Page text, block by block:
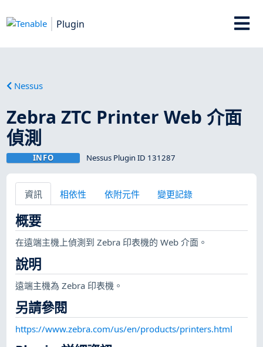
Plugin
Nessus
Zebra ZTC Printer Web 介面
偵測
INFO Nessus Plugin ID 131287
資訊 相依性 依附元件 變更記錄
概要
在遠端主機上偵測到 Zebra 印表機的 Web 介面。
說明
遠端主機為 Zebra 印表機。
另請參閱
https://www.zebra.com/us/en/products/printers.html